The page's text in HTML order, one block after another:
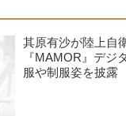
其原有沙が陸上自
『MAMOR』デジ
服や制服姿を披露